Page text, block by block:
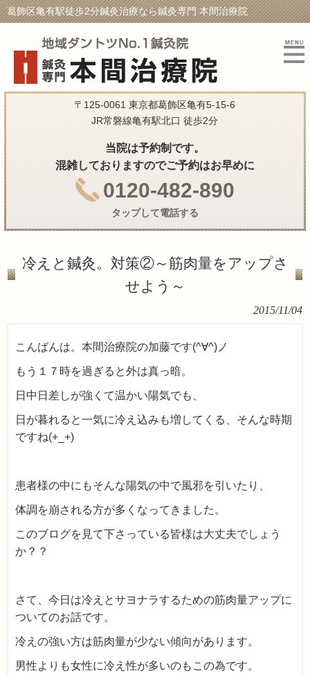
葛飾区亀有駅徒歩2分鍼灸治療なら鍼灸専門 本間治療院
〒125-0061 東京都葛飾区亀有5-15-6
JR常磐線亀有駅北口 徒歩2分
当院は予約制です。
混雑しておりますのでご予約はお早めに
0120-482-890
タップして電話する
冷えと鍼灸。対策②～筋肉量をアップさ
せよう～
2015/11/04
こんばんは。本間治療院の加藤です(^∀^)ノ
もう１７時を過ぎると外は真っ暗。
日中日差しが強くて温かい陽気でも、
日が暮れると一気に冷え込みも増してくる、そんな時期
ですね(+_+)
患者様の中にもそんな陽気の中で風邪を引いたり、
体調を崩される方が多くなってきました。
このブログを見て下さっている皆様は大丈夫でしょう
か？？
さて、今日は冷えとサヨナラするための筋肉量アップに
ついてのお話です。
冷えの強い方は筋肉量が少ない傾向があります。
男性よりも女性に冷え性が多いのもこの為です。